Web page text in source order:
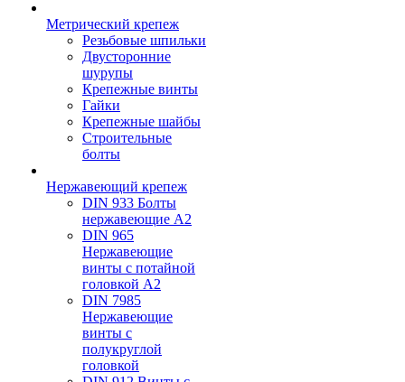
Метрический крепеж
Резьбовые шпильки
Двусторонние
шурупы
Крепежные винты
Гайки
Крепежные шайбы
Строительные
болты
Нержавеющий крепеж
DIN 933 Болты
нержавеющие А2
DIN 965
Нержавеющие
винты с потайной
головкой А2
DIN 7985
Нержавеющие
винты с
полукруглой
головкой